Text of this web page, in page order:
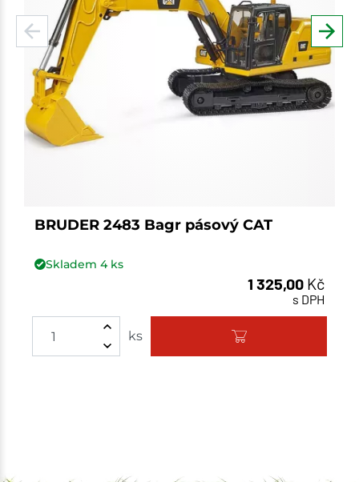
BRUDER 2483 Bagr pásový CAT
Skladem 4ks
1 325,00 Kč
s DPH
ks